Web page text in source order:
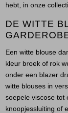
hebt, in onze
DE WITTE
Een witte blouse
kleur broek of rok
onder een blazer
witte blouses in
soepele viscose tot
knoopjessluiting of